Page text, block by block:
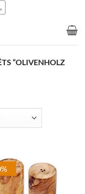
“OLIVENHOLZ